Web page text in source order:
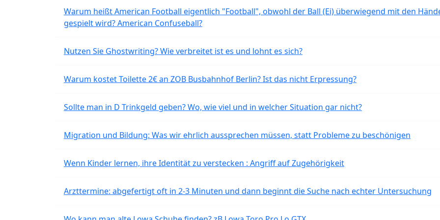
Warum heißt American Football eigentlich "Football", obwohl der Ball (Ei) überwiegend mit den
gespielt wird? American Confuseball?
Nutzen Sie Ghostwriting? Wie verbreitet ist es und lohnt es sich?
Warum kostet Toilette 2€ an ZOB Busbahnhof Berlin? Ist das nicht Erpressung?
Sollte man in D Trinkgeld geben? Wo, wie viel und in welcher Situation gar nicht?
Migration und Bildung: Was wir ehrlich aussprechen müssen, statt Probleme zu beschönigen
Wenn Kinder lernen, ihre Identität zu verstecken : Angriff auf Zugehörigkeit
Arzttermine: abgefertigt oft in 2-3 Minuten und dann beginnt die Suche nach echter Untersuchung